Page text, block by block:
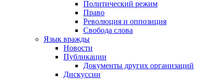
Политический режим
Право
Революция и оппозиция
Свобода слова
Язык вражды
Новости
Публикации
Документы других организаций
Дискуссии